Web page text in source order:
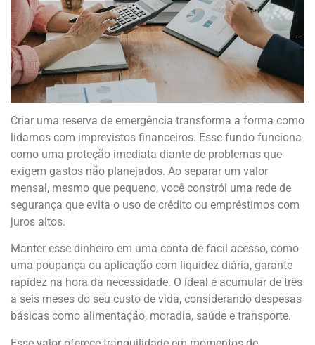
Criar uma reserva de emergência transforma a forma como
lidamos com imprevistos financeiros. Esse fundo funciona
como uma proteção imediata diante de problemas que
exigem gastos não planejados. Ao separar um valor
mensal, mesmo que pequeno, você constrói uma rede de
segurança que evita o uso de crédito ou empréstimos com
juros altos.
Manter esse dinheiro em uma conta de fácil acesso, como
uma poupança ou aplicação com liquidez diária, garante
rapidez na hora da necessidade. O ideal é acumular de três
a seis meses do seu custo de vida, considerando despesas
básicas como alimentação, moradia, saúde e transporte.